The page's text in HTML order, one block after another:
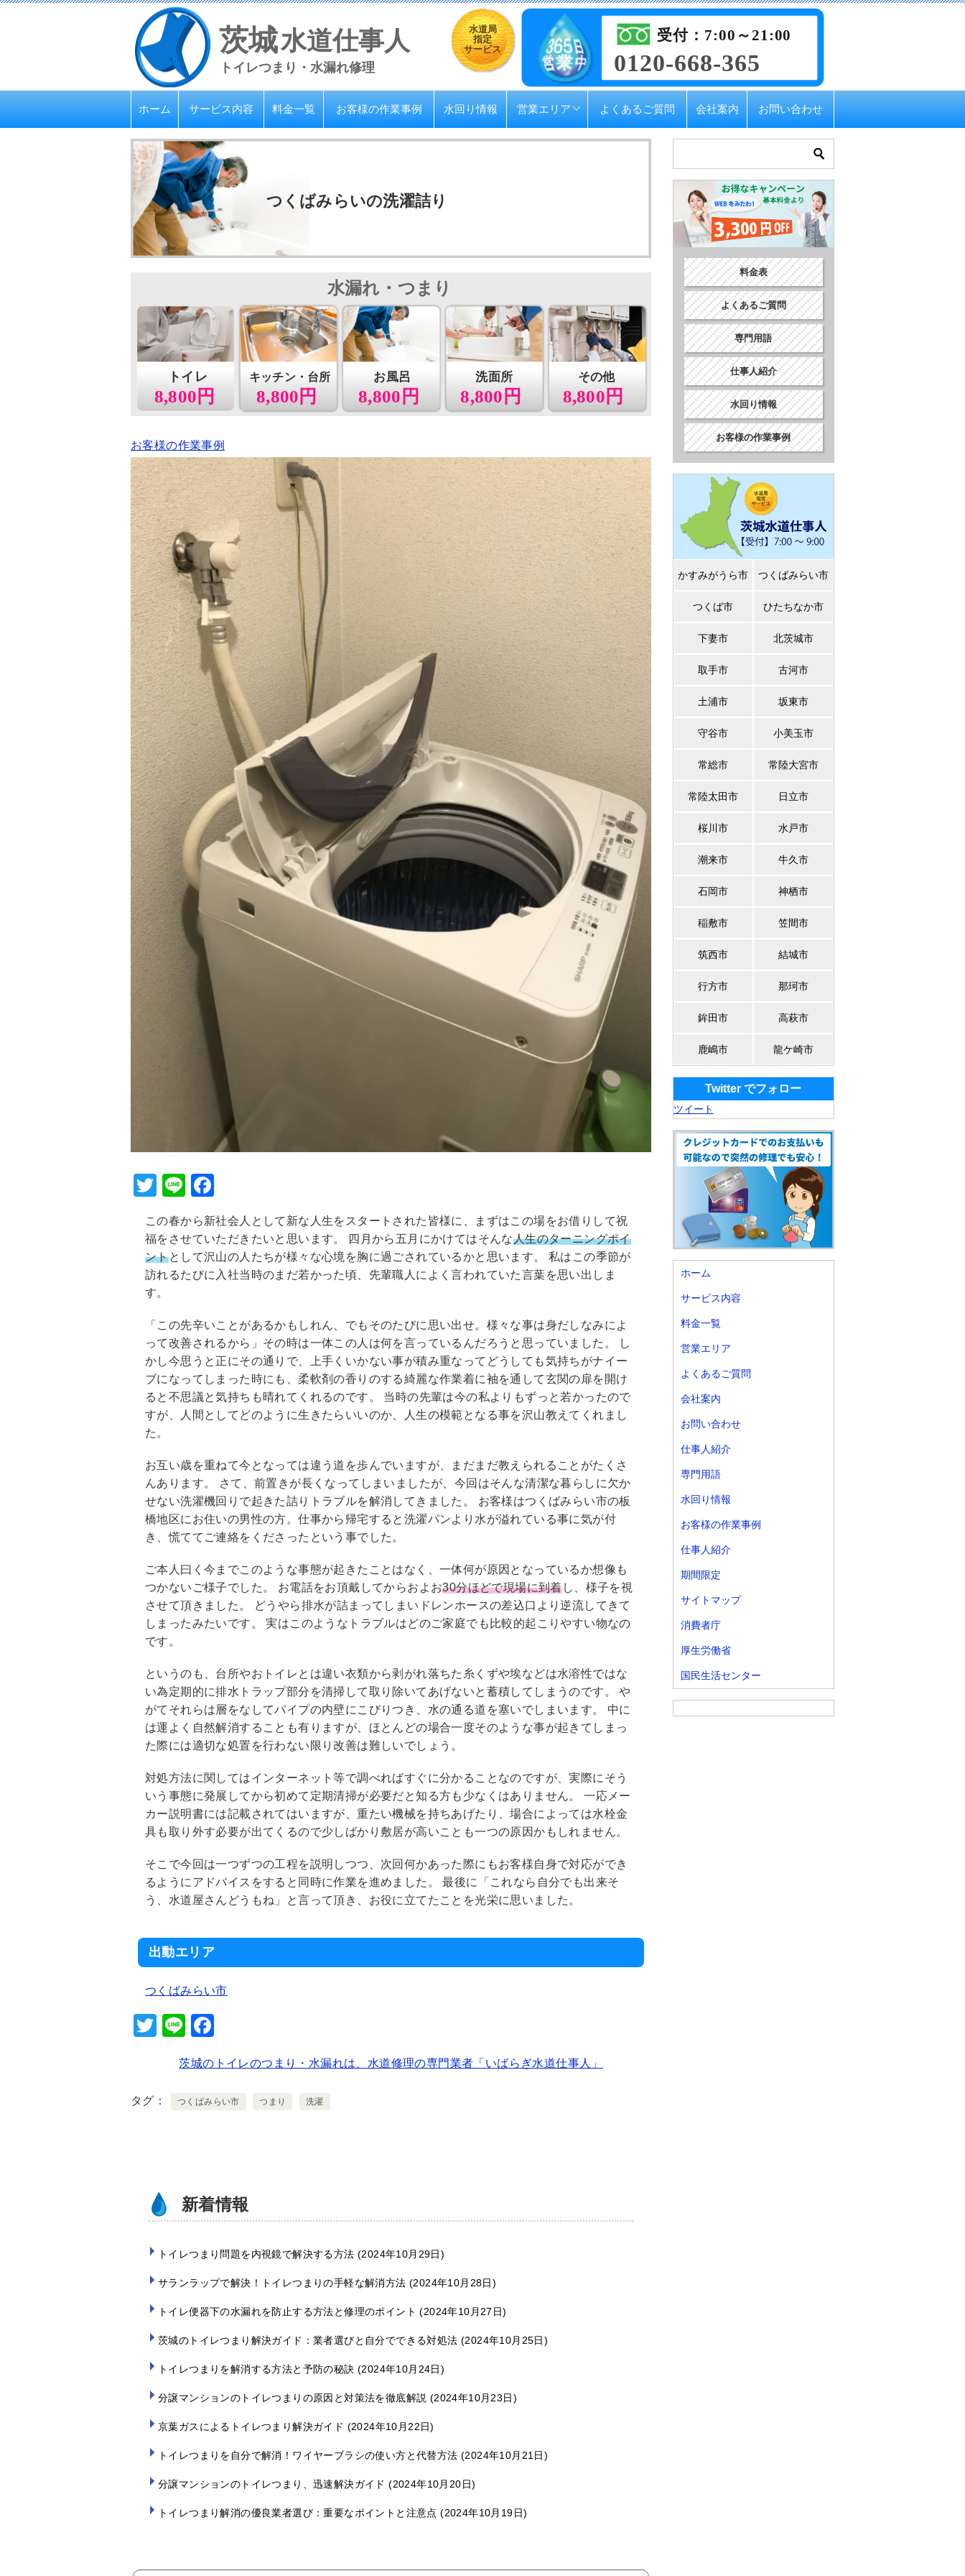
茨城水道仕事人
トイレつまり・水漏れ修理
水道局
指定
サービス 0120-668-365
受付：7:00～21:00
ホーム サービス内容 料金一覧 お客様の作業事例 水回り情報 営業エリア よくあるご質問 会社案内 お問い合わせ
つくばみらいの洗濯詰り
8,800円
トイレ
8,800円
キッチン・台所 お風呂
8,800円
洗面所
8,800円
その他
8,800円
水漏れ・つまり
お客様の作業事例
T
tt
er
Li
e
a
c
e
b
o
k
この春から新社会人として新な人生をスタートされた皆様に、まずはこの場をお借りして祝
福をさせていただきたいと思います。 四月から五月にかけてはそんな人生のターニングポイ
ントとして沢山の人たちが様々な心境を胸に過ごされているかと思います。 私はこの季節が
訪れるたびに入社当時のまだ若かった頃、先輩職人によく言われていた言葉を思い出しま
す。
「この先辛いことがあるかもしれん、でもそのたびに思い出せ。様々な事は身だしなみによ
って改善されるから」その時は一体この人は何を言っているんだろうと思っていました。 し
かし今思うと正にその通りで、上手くいかない事が積み重なってどうしても気持ちがナイー
ブになってしまった時にも、柔軟剤の香りのする綺麗な作業着に袖を通して玄関の扉を開け
ると不思議と気持ちも晴れてくれるのです。 当時の先輩は今の私よりもずっと若かったので
すが、人間としてどのように生きたらいいのか、人生の模範となる事を沢山教えてくれまし
た。
お互い歳を重ねて今となっては違う道を歩んでいますが、まだまだ教えられることがたくさ
んあります。 さて、前置きが長くなってしまいましたが、今回はそんな清潔な暮らしに欠か
せない洗濯機回りで起きた詰りトラブルを解消してきました。 お客様はつくばみらい市の板
橋地区にお住いの男性の方。仕事から帰宅すると洗濯パンより水が溢れている事に気が付
き、慌ててご連絡をくださったという事でした。
ご本人曰く今までこのような事態が起きたことはなく、一体何が原因となっているか想像も
つかないご様子でした。 お電話をお頂戴してからおよお30分ほどで現場に到着し、様子を視
させて頂きました。 どうやら排水が詰まってしまいドレンホースの差込口より逆流してきて
しまったみたいです。 実はこのようなトラブルはどのご家庭でも比較的起こりやすい物なの
です。
というのも、台所やおトイレとは違い衣類から剥がれ落ちた糸くずや埃などは水溶性ではな
い為定期的に排水トラップ部分を清掃して取り除いてあげないと蓄積してしまうのです。 や
がてそれらは層をなしてパイプの内壁にこびりつき、水の通る道を塞いでしまいます。 中に
は運よく自然解消することも有りますが、ほとんどの場合一度そのような事が起きてしまっ
た際には適切な処置を行わない限り改善は難しいでしょう。
対処方法に関してはインターネット等で調べればすぐに分かることなのですが、実際にそう
いう事態に発展してから初めて定期清掃が必要だと知る方も少なくはありません。 一応メー
カー説明書には記載されてはいますが、重たい機械を持ちあげたり、場合によっては水栓金
具も取り外す必要が出てくるので少しばかり敷居が高いことも一つの原因かもしれません。
そこで今回は一つずつの工程を説明しつつ、次回何かあった際にもお客様自身で対応ができ
るようにアドバイスをすると同時に作業を進めました。 最後に「これなら自分でも出来そ
う、水道屋さんどうもね」と言って頂き、お役に立てたことを光栄に思いました。
出動エリア
つくばみらい市
T
er
Li
e c
e
茨城のトイレのつまり・水漏れは、水道修理の専門業者「いばらぎ水道仕事人」
タグ つくばみらい市 つまり 洗濯
新着情報
トイレつまり問題を内視鏡で解決する方法 2024年10月29日
サランラップで解決！トイレつまりの手軽な解消方法 2024年10月28日
トイレ便器下の水漏れを防止する方法と修理のポイント 2024年10月27日
茨城のトイレつまり解決ガイド：業者選びと自分でできる対処法 2024年10月25日
トイレつまりを解消する方法と予防の秘訣 2024年10月24日
分譲マンションのトイレつまりの原因と対策法を徹底解説 2024年10月23日
京葉ガスによるトイレつまり解決ガイド 2024年10月22日
トイレつまりを自分で解消！ワイヤーブラシの使い方と代替方法 2024年10月21日
分譲マンションのトイレつまり、迅速解決ガイド 2024年10月20日
トイレつまり解消の優良業者選び：重要なポイントと注意点 2024年10月19日
料金表
よくあるご質問
専門用語
仕事人紹介
水回り情報
お客様の作業事例
かすみがうら市 つくばみらい市
つくば市 ひたちなか市
下妻市 北茨城市
取手市 古河市
土浦市 坂東市
守谷市 小美玉市
常総市 常陸大宮市
常陸太田市 日立市
桜川市 水戸市
潮来市 牛久市
石岡市 神栖市
稲敷市 笠間市
筑西市 結城市
行方市 那珂市
鉾田市 高萩市
鹿嶋市 龍ケ崎市
Twitter でフォロー
ツイート
ホーム
サービス内容
料金一覧
営業エリア
よくあるご質問
会社案内
お問い合わせ
仕事人紹介
専門用語
水回り情報
お客様の作業事例
仕事人紹介
期間限定
サイトマップ
消費者庁
厚生労働省
国民生活センター